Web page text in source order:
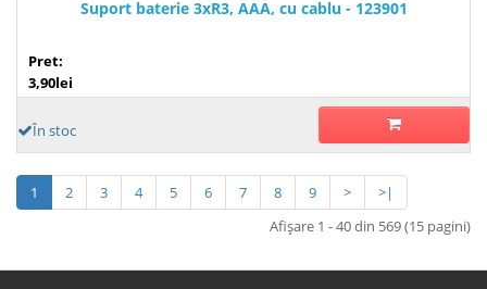
Suport baterie 3xR3, AAA, cu cablu - 123901
Pret:
3,90lei
În stoc
1 2 3 4 5 6 7 8 9 >
>|
Afişare 1 - 40 din 569 (15 pagini)